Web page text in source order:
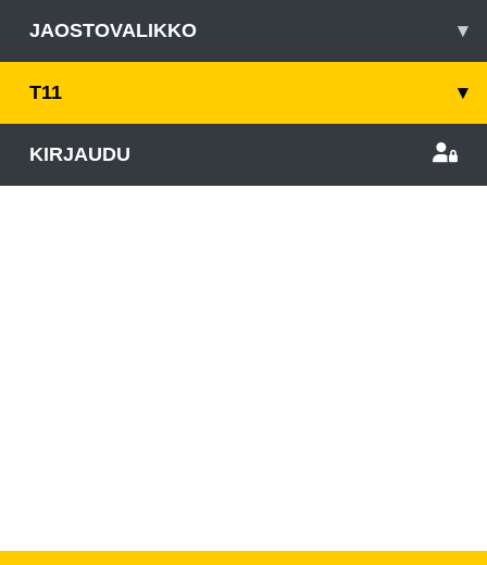
JAOSTOVALIKKO ▾
T11 ▾
KIRJAUDU